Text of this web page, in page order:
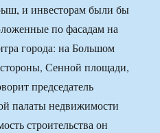
и инвесторам были бы
по фасадам на
города: на Большом
Сенной площади,
председатель
палаты недвижимости
строительства он